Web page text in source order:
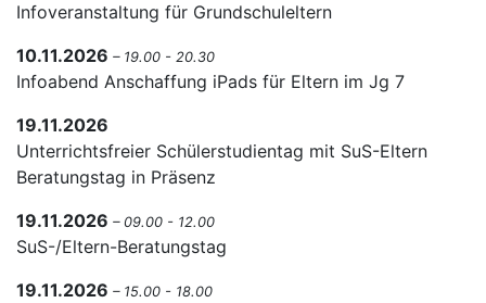
Infoveranstaltung für Grundschuleltern
10.11.2026 – 19.00 - 20.30
Infoabend Anschaffung iPads für Eltern im Jg 7
19.11.2026
Unterrichtsfreier Schülerstudientag mit SuS-Eltern
Beratungstag in Präsenz
19.11.2026 – 09.00 - 12.00
SuS-/Eltern-Beratungstag
19.11.2026 – 15.00 - 18.00